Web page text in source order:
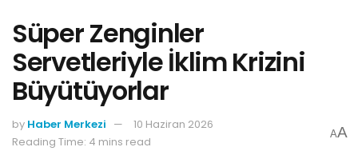
Süper Zenginler
Servetleriyle İklim Krizini
Büyütüyorlar
by Haber Merkezi
10 Haziran 2026
Reading Time: 4 mins read
AA